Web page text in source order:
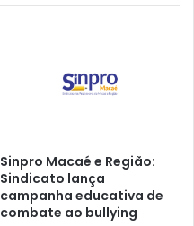
Sinpro Macaé e Região:
Sindicato lança
campanha educativa de
combate ao bullying